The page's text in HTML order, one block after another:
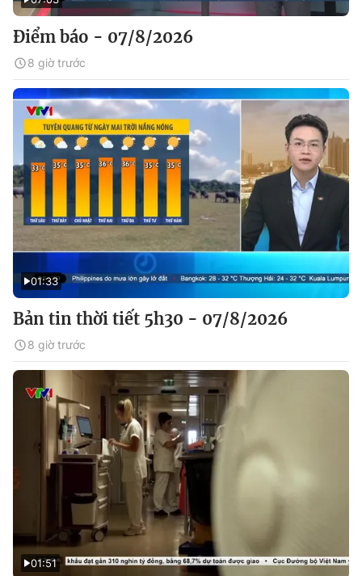
Điểm báo - 07/8/2026
8 giờ trước
01:33
Bản tin thời tiết 5h30 - 07/8/2026
8 giờ trước
01:51